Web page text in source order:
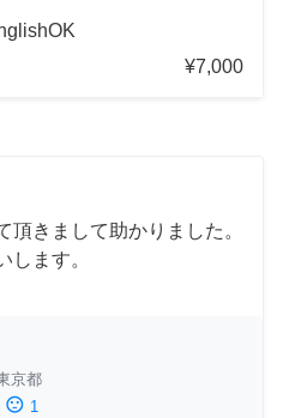
¥7,000
頂きまして助かりました。
します。
京都
sentiment_dissatisfied 1